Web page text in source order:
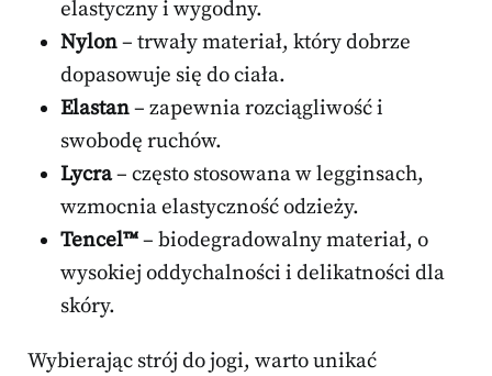
elastyczny i wygodny.
Nylon– trwały materiał, który dobrze
dopasowuje się do ciała.
Elastan– zapewnia rozciągliwość i
swobodę ruchów.
Lycra– często stosowana w legginsach,
wzmocnia elastyczność odzieży.
Tencel™– biodegradowalny materiał, o
wysokiej oddychalności i delikatności dla
skóry.
Wybierając strój do jogi, warto unikać